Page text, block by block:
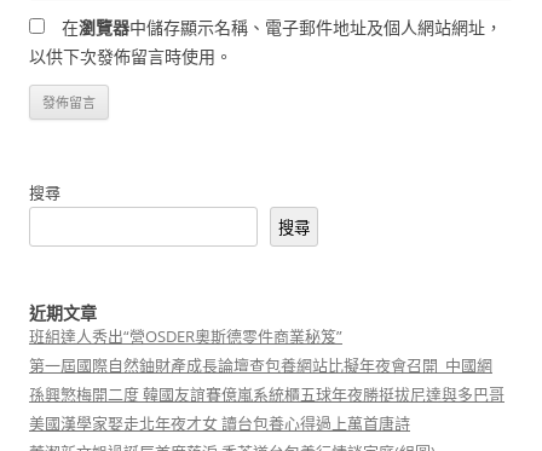
在瀏覽器中儲存顯示名稱、電子郵件地址及個人網站網址，
以供下次發佈留言時使用。
搜尋
搜尋
近期文章
班組達人秀出“營OSDER奧斯德零件商業秘笈”
第一屆國際自然鈾財產成長論壇查包養網站比擬年夜會召開_中國網
孫興慜梅開二度 韓國友誼賽億嵐系統櫃五球年夜勝挺拔尼達與多巴哥
美國漢學家娶走北年夜才女 讀台包養心得過上萬首唐詩